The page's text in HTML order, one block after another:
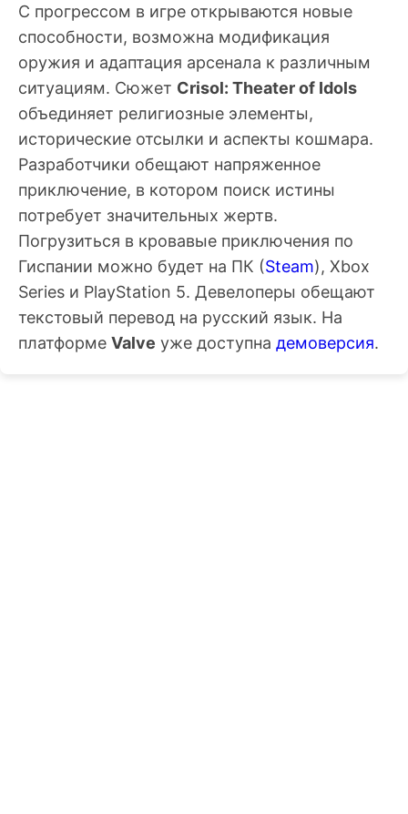
С прогрессом в игре открываются новые
способности, возможна модификация
оружия и адаптация арсенала к различным
ситуациям. Сюжет Crisol: Theater of Idols
объединяет религиозные элементы,
исторические отсылки и аспекты кошмара.
Разработчики обещают напряженное
приключение, в котором поиск истины
потребует значительных жертв.
Погрузиться в кровавые приключения по
Гиспании можно будет на ПК (Steam), Xbox
Series и PlayStation 5. Девелоперы обещают
текстовый перевод на русский язык. На
платформе Valve уже доступна демоверсия.